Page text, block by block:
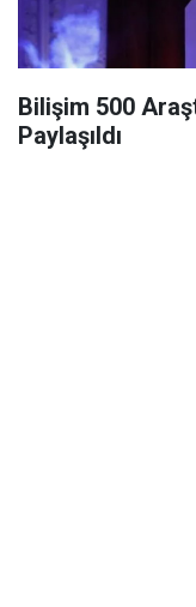
Bilişim 500
Paylaşıldı